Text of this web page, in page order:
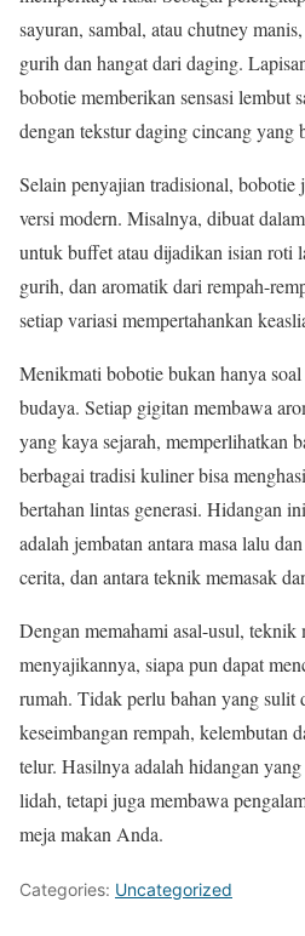
sayuran, sambal, atau chutney
gurih dan hangat dari daging.
bobotie memberikan sensasi lembut
dengan tekstur daging cincang yang
Selain penyajian tradisional, bobotie
versi modern. Misalnya, dibuat
untuk buffet atau dijadikan isian roti
gurih, dan aromatik dari rempah-
setiap variasi mempertahankan
Menikmati bobotie bukan hanya
budaya. Setiap gigitan membawa
yang kaya sejarah, memperlihatkan
berbagai tradisi kuliner bisa
bertahan lintas generasi. Hidangan
adalah jembatan antara masa lalu
cerita, dan antara teknik memasak
Dengan memahami asal-usul, teknik
menyajikannya, siapa pun dapat
rumah. Tidak perlu bahan yang sulit
keseimbangan rempah, kelembutan
telur. Hasilnya adalah hidangan
lidah, tetapi juga membawa
meja makan Anda.
Categories: Uncategorized